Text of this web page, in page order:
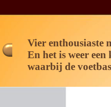
Vier enthousiaste
En het is weer
waarbij de